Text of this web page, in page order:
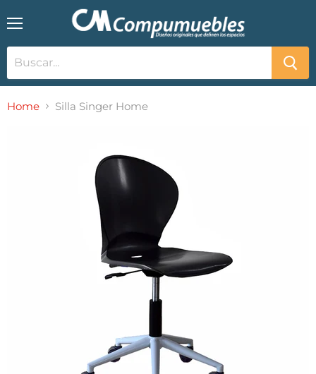
Home Silla Singer Home